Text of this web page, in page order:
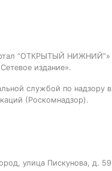
“ОТКРЫТЫЙ НИЖНИЙ”»
издание».
службой по надзору в
(Роскомнадзор).
улица Пискунова, д. 59,